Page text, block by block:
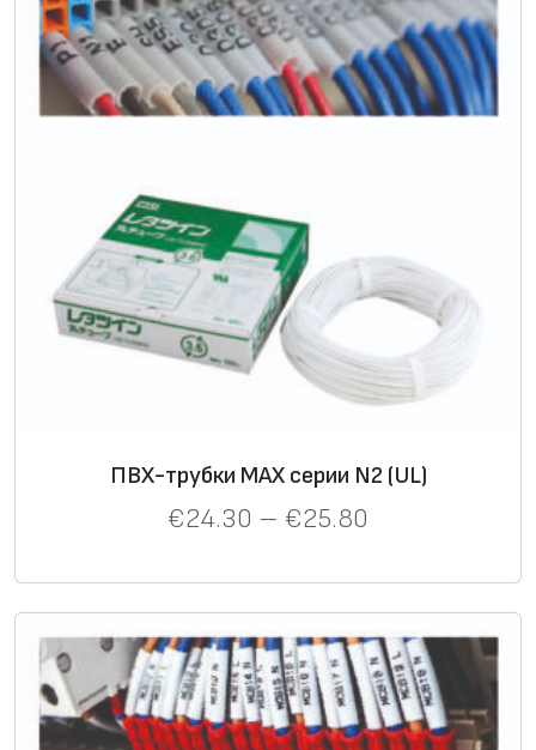
ПВХ-трубки MAX серии N2 (UL)
€24.30 – €25.80